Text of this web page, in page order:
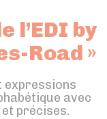
l’EDI by
Road »
expressions
avec
précises.